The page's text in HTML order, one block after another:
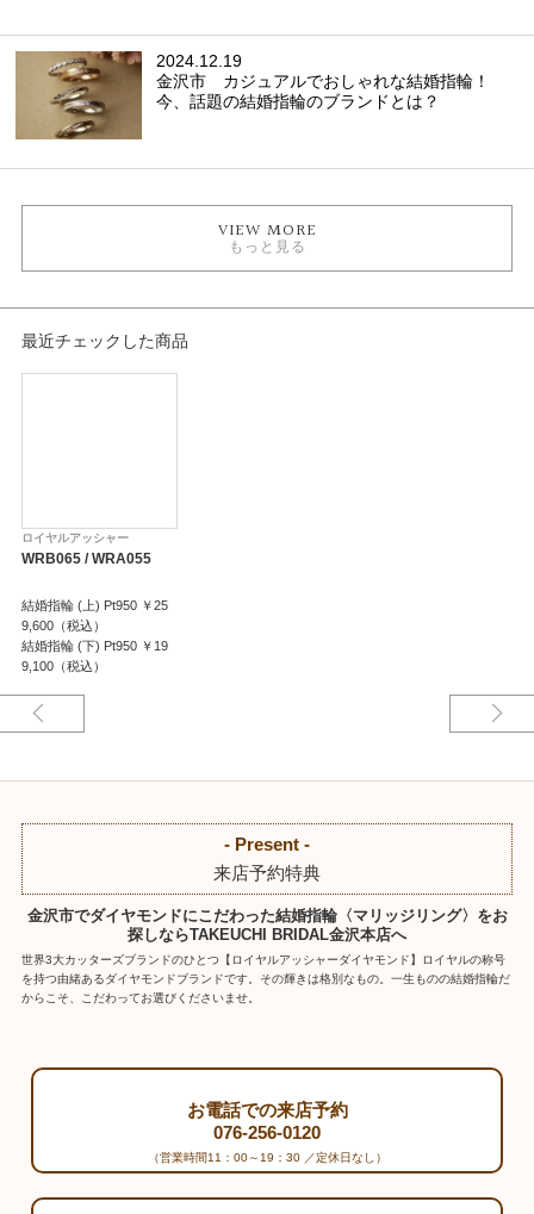
2024.12.19
金沢市 カジュアルでおしゃれな結婚指輪！
今、話題の結婚指輪のブランドとは？
VIEW MORE
もっと見る
最近チェックした商品
ロイヤルアッシャー
WRB065 / WRA055
結婚指輪 (上) Pt950 ￥25
9,600（税込）
結婚指輪 (下) Pt950 ￥19
9,100（税込）
- Present -
来店予約特典
金沢市でダイヤモンドにこだわった結婚指輪〈マリッジリング〉をお
探しならTAKEUCHI BRIDAL金沢本店へ
世界3大カッターズブランドのひとつ【ロイヤルアッシャーダイヤモンド】ロイヤルの称号
を持つ由緒あるダイヤモンドブランドです。その輝きは格別なもの。一生ものの結婚指輪だ
からこそ、こだわってお選びくださいませ。
お電話での来店予約
076-256-0120
（営業時間11：00～19：30 ／定休日なし）